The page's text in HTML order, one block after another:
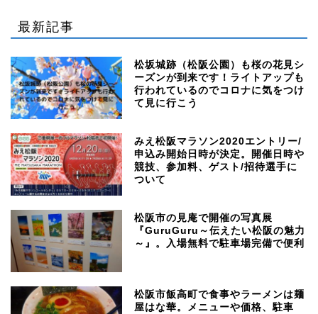
最新記事
松坂城跡（松阪公園）も桜の花見シ
ーズンが到来です！ライトアップも
行われているのでコロナに気をつけ
て見に行こう
みえ松阪マラソン2020エントリー/
申込み開始日時が決定。開催日時や
競技、参加料、ゲスト/招待選手に
ついて
松阪市の見庵で開催の写真展
『GuruGuru～伝えたい松阪の魅力
～』。入場無料で駐車場完備で便利
松阪市飯高町で食事やラーメンは麺
屋はな華。メニューや価格、駐車